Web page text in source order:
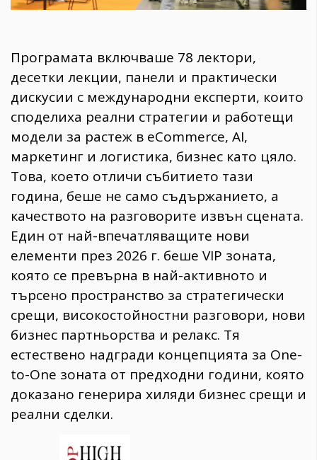
Програмата включваше 78 лектори,
десетки лекции, панели и практически
дискусии с международни експерти, които
споделиха реални стратегии и работещи
модели за растеж в eCommerce, AI,
маркетинг и логистика, бизнес като цяло.
Това, което отличи събитието тази
година, беше не само съдържанието, а
качеството на разговорите извън сцената.
Един от най-впечатляващите нови
елементи през 2026 г. беше VIP зоната,
която се превърна в най-активното и
търсено пространство за стратегически
срещи, високостойностни разговори, нови
бизнес партньорства и релакс. Тя
естествено надгради концепцията за One-
to-One зоната от предходни години, която
доказано генерира хиляди бизнес срещи и
реални сделки.